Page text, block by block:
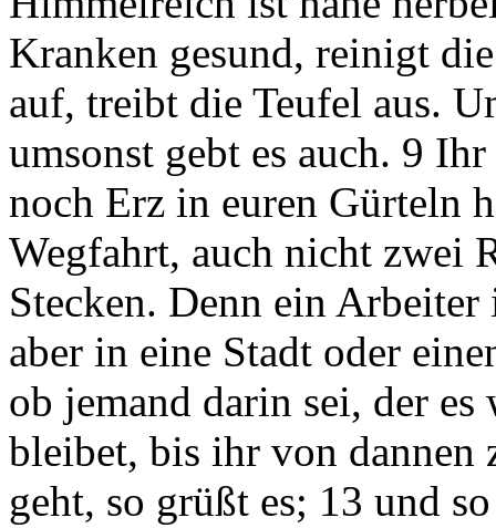
Kranken gesund, reinigt
auf, treibt die Teufel aus.
umsonst gebt es auch. 9
noch Erz in euren Gürteln
Wegfahrt, auch nicht zwei
Stecken. Denn ein
aber in eine Stadt oder
ob jemand darin sei, der
bleibet, bis ihr von dannen
geht, so grüßt es; 13 und